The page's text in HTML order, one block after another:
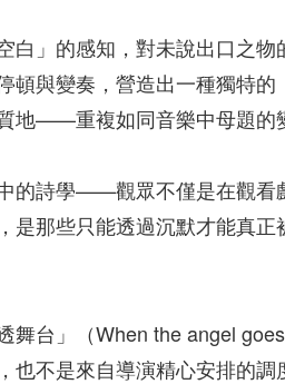
白」的感知，對未說出口之
與變奏，營造出一種獨特
地——重複如同音樂中母題的
的詩學——觀眾不僅是在觀看
那些只能透過沉默才能真正
舞台」（When the angel
不是來自導演精心安排的調